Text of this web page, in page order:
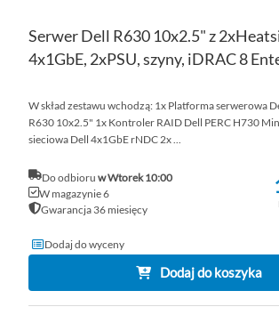
Serwer Dell R630 10x2.5" z
4x1GbE, 2xPSU, szyny, iDRAC 8
W skład zestawu wchodzą: 1x Platforma serwerowa
R630 10x2.5" 1x Kontroler RAID Dell PERC H730
sieciowa Dell 4x1GbE rNDC 2x ...
Do odbioru w Wtorek 10:00
W magazynie 6
Gwarancja 36 miesięcy
Dodaj do wyceny
Dodaj do koszyka